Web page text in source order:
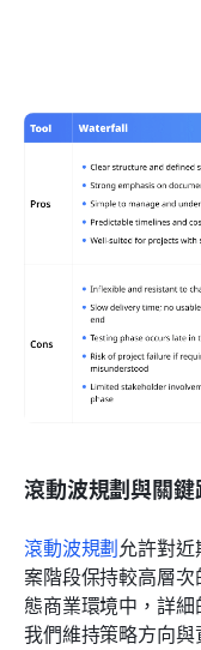
滾動波規劃與關
滾動波規劃允許對
案階段保持較高層
態商業環境中，詳
我們維持策略方向與